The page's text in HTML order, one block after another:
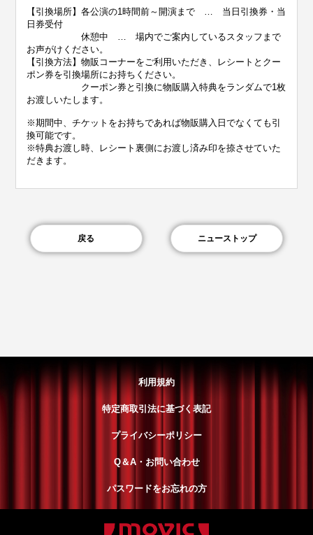
【引換場所】各公演の1時間前～開演まで … 当日引換券・当
日券受付
休憩中 … 場内でご案内しているスタッフまで
お声がけください。
【引換方法】物販コーナーをご利用いただき、レシートとクー
ポン券を引換場所にお持ちください。
クーポン券と引換に物販購入特典をランダムで1枚
お渡しいたします。
※期間中、チケットをお持ちであれば物販購入日でなくても引
換可能です。
※特典お渡し時、レシート裏側にお渡し済み印を捺させていた
だきます。
戻る ニューストップ
利用規約
特定商取引法に基づく表記
プライバシーポリシー
Q＆A・お問い合わせ
パスワードをお忘れの方